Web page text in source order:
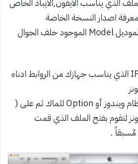
الذي يناسب الايفون,الايباد الخاص
اصدار النسخة الخاصة
بجهازك من خلال رقم الموديل Model الموجود خلف الجوال
بعد تحميل الملف IPSW الذي يناسب جهازك من الروابط ادناه
اضغط على زر Shift لنظام ويندوز أو Option للماك ثم على (
لتقوم بفتح الملف الذي قمت